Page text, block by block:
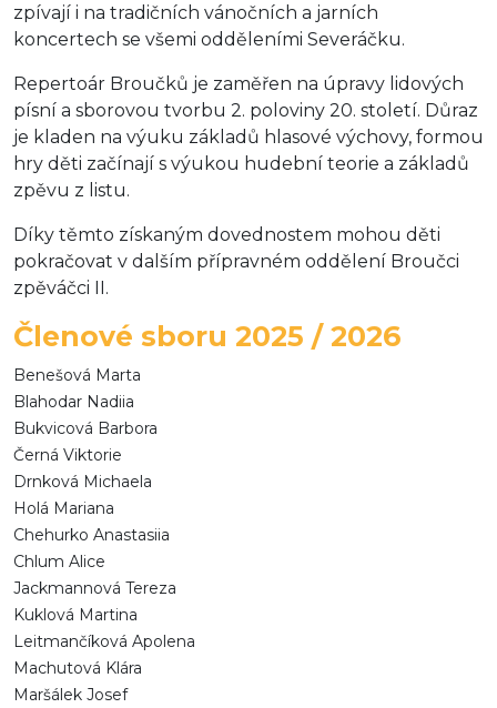
zpívají i na tradičních vánočních a jarních
koncertech se všemi odděleními Severáčku.
Repertoár Broučků je zaměřen na úpravy lidových
písní a sborovou tvorbu 2. poloviny 20. století. Důraz
je kladen na výuku základů hlasové výchovy, formou
hry děti začínají s výukou hudební teorie a základů
zpěvu z listu.
Díky těmto získaným dovednostem mohou děti
pokračovat v dalším přípravném oddělení Broučci
zpěváčci II.
Členové sboru 2025 / 2026
Benešová Marta
Blahodar Nadiia
Bukvicová Barbora
Černá Viktorie
Drnková Michaela
Holá Mariana
Chehurko Anastasiia
Chlum Alice
Jackmannová Tereza
Kuklová Martina
Leitmančíková Apolena
Machutová Klára
Maršálek Josef